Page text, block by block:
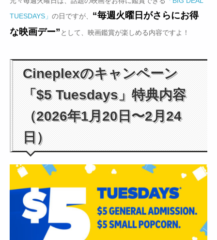
TUESDAYS」 の日ですが、 “毎週火曜日がさらにお得
な映画デー”として、映画鑑賞が楽しめる内容ですよ！
Cineplexのキャンペーン
「$5 Tuesdays」特典内容
（2026年1月20日〜2月24
日）